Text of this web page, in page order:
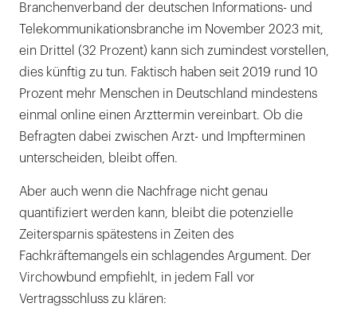
Branchenverband der deutschen Informations- und
Telekommunikationsbranche im November 2023 mit,
ein Drittel (32 Prozent) kann sich zumindest vorstellen,
dies künftig zu tun. Faktisch haben seit 2019 rund 10
Prozent mehr Menschen in Deutschland mindestens
einmal online einen Arzttermin vereinbart. Ob die
Befragten dabei zwischen Arzt- und Impfterminen
unterscheiden, bleibt offen.
Aber auch wenn die Nachfrage nicht genau
quantifiziert werden kann, bleibt die potenzielle
Zeitersparnis spätestens in Zeiten des
Fachkräftemangels ein schlagendes Argument. Der
Virchowbund empfiehlt, in jedem Fall vor
Vertragsschluss zu klären: